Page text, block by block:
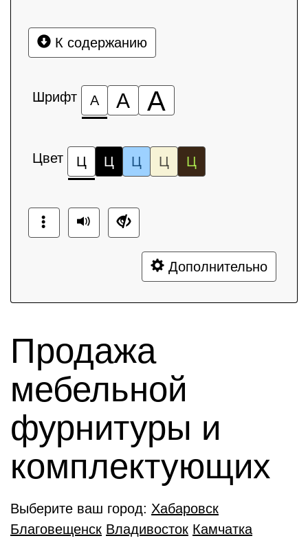
К содержанию
Шрифт А А А
Цвет Ц Ц Ц Ц Ц
Дополнительно
Продажа
мебельной
фурнитуры и
комплектующиx
Выберите ваш город: Хабаровск
Благовещенск Владивосток Камчатка